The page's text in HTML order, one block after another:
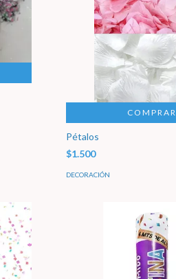
COMPRAR
Pétalos
$1.500
DECORACIÓN